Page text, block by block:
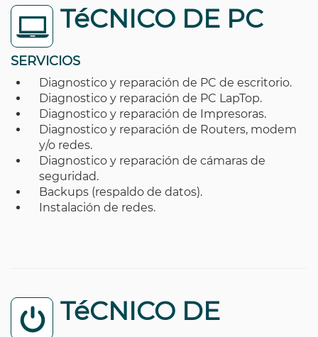
TéCNICO DE PC
SERVICIOS
Diagnostico y reparación de PC de escritorio.
Diagnostico y reparación de PC LapTop.
Diagnostico y reparación de Impresoras.
Diagnostico y reparación de Routers, modem
y/o redes.
Diagnostico y reparación de cámaras de
seguridad.
Backups (respaldo de datos).
Instalación de redes.
TéCNICO DE